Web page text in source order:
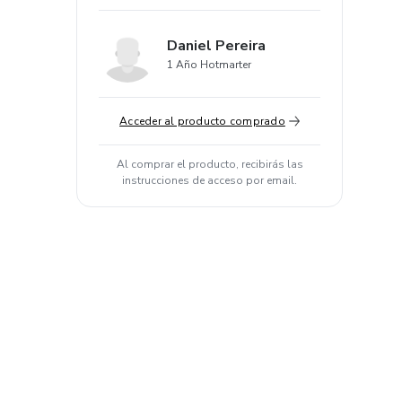
Daniel Pereira
1 Año Hotmarter
Acceder al producto comprado
Al comprar el producto, recibirás las
instrucciones de acceso por email.